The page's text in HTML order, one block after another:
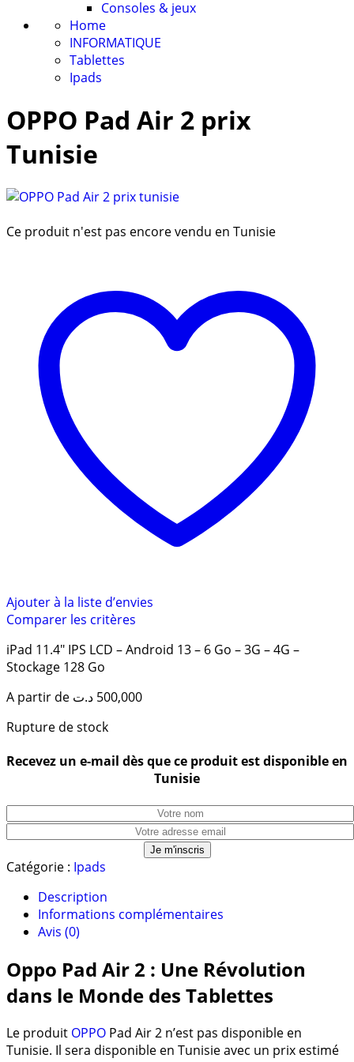
Consoles & jeux
Home
INFORMATIQUE
Tablettes
Ipads
OPPO Pad Air 2 prix
Tunisie
Ce produit n'est pas encore vendu en Tunisie
Ajouter à la liste d’envies
Comparer les critères
iPad 11.4″ IPS LCD – Android 13 – 6 Go – 3G – 4G –
Stockage 128 Go
A partir de
500,000 د.ت
Rupture de stock
Recevez un e-mail dès que ce produit est disponible en
Tunisie
Catégorie : Ipads
Description
Informations complémentaires
Avis (0)
Oppo Pad Air 2 : Une Révolution
dans le Monde des Tablettes
Le produit OPPO Pad Air 2 n’est pas disponible en
Tunisie. Il sera disponible en Tunisie avec un prix estimé